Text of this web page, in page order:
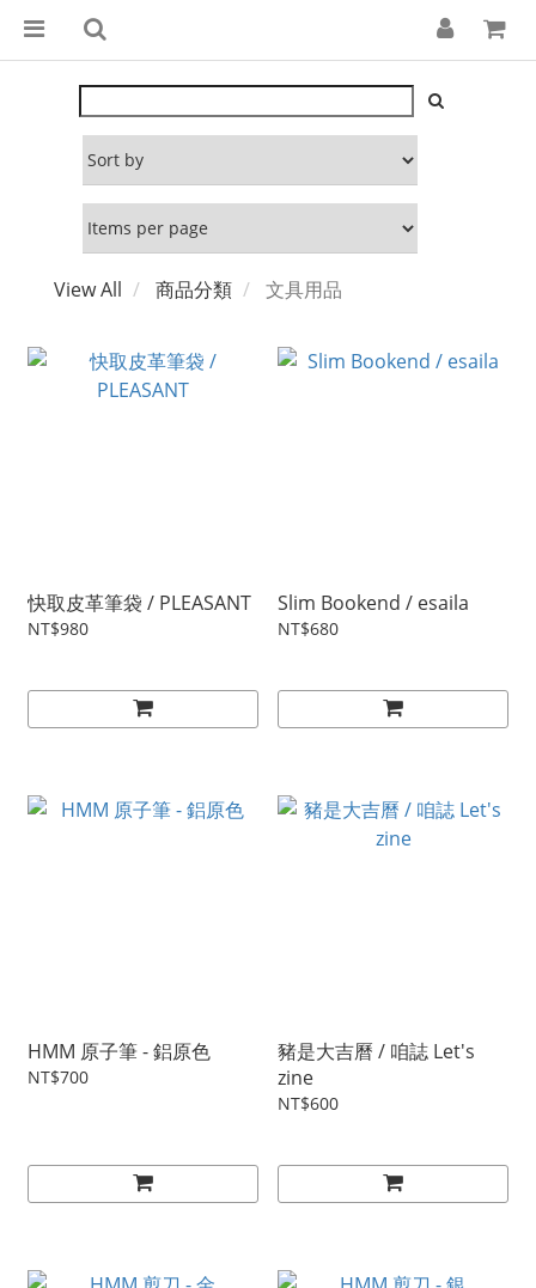
View All 商品分類 文具用品
快取皮革筆袋 / PLEASANT
NT$980
Slim Bookend / esaila
NT$680
HMM 原子筆 - 鋁原色
NT$700
豬是大吉曆 / 咱誌 Let's
zine
NT$600